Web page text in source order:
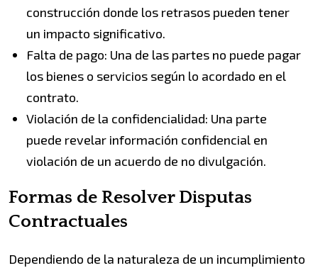
construcción donde los retrasos pueden tener
un impacto significativo.
Falta de pago: Una de las partes no puede pagar
los bienes o servicios según lo acordado en el
contrato.
Violación de la confidencialidad: Una parte
puede revelar información confidencial en
violación de un acuerdo de no divulgación.
Formas de Resolver Disputas
Contractuales
Dependiendo de la naturaleza de un incumplimiento